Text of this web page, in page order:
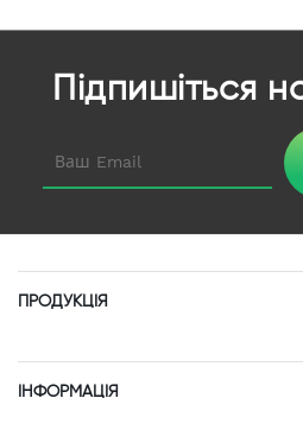
Підпишіться
ПРОДУКЦІЯ
ІНФОРМАЦІЯ